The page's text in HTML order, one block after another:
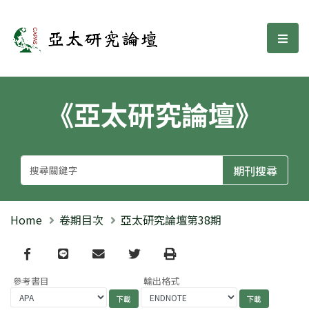
亞太研究論壇 選
《亞太研究論壇》
Home 卷期目次 亞太研究論壇第38期
Facebook
line email TwitterPrint
參考書目 輸出格式